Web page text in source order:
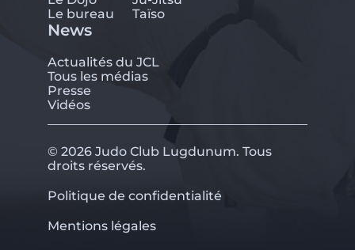
Le bureau
Taïso
News
Actualités du JCL
Tous les médias
Presse
Vidéos
© 2026 Judo Club Lugdunum. Tous
droits réservés.
Politique de confidentialité
Mentions légales